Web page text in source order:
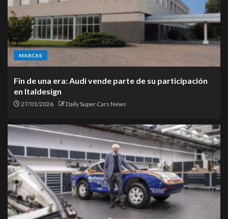
MARCAS
Fin de una era: Audi vende parte de su participación
en Italdesign
27/01/2026 Daily Super Cars News